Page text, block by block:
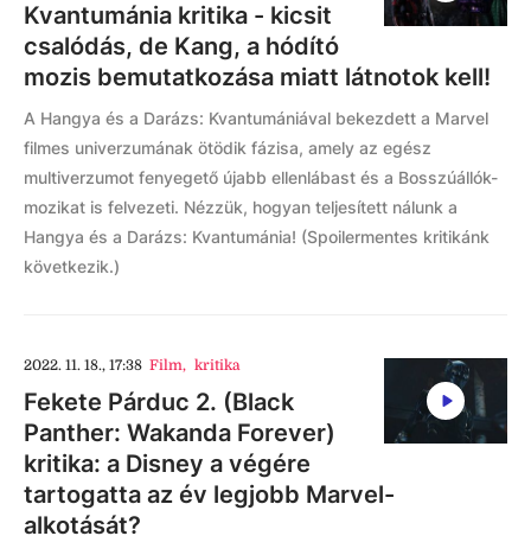
Kvantumánia kritika - kicsit
csalódás, de Kang, a hódító
mozis bemutatkozása miatt látnotok kell!
A Hangya és a Darázs: Kvantumániával bekezdett a Marvel
filmes univerzumának ötödik fázisa, amely az egész
multiverzumot fenyegető újabb ellenlábast és a Bosszúállók-
mozikat is felvezeti. Nézzük, hogyan teljesített nálunk a
Hangya és a Darázs: Kvantumánia! (Spoilermentes kritikánk
következik.)
2022. 11. 18., 17:38 Film, kritika
Fekete Párduc 2. (Black
Panther: Wakanda Forever)
kritika: a Disney a végére
tartogatta az év legjobb Marvel-
alkotását?